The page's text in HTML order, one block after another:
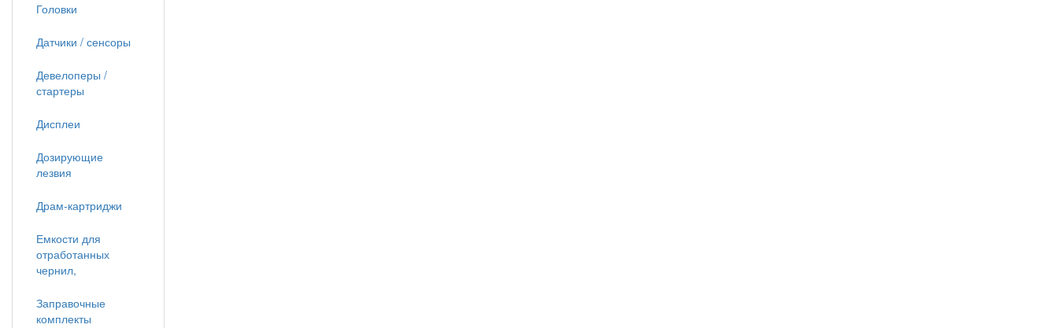
Головки
Датчики / сенсоры
Девелоперы /
стартеры
Дисплеи
Дозирующие
лезвия
Драм-картриджи
Емкости для
отработанных
чернил,
Заправочные
комплекты